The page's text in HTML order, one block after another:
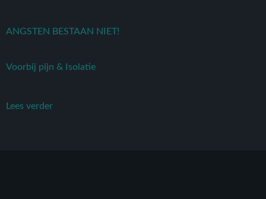
ANGSTEN BESTAAN NIET!
Voorbij pijn & Isolatie
Lees verder